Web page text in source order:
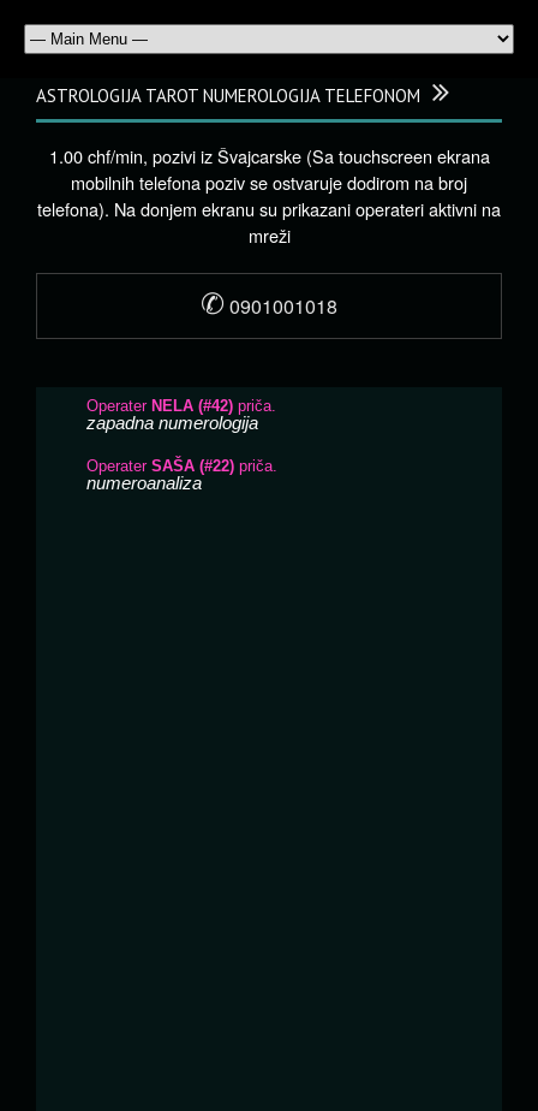
ASTROLOGIJA TAROT NUMEROLOGIJA TELEFONOM
1.00 chf/min, pozivi iz Švajcarske (Sa touchscreen ekrana
mobilnih telefona poziv se ostvaruje dodirom na broj
telefona). Na donjem ekranu su prikazani operateri aktivni na
mreži
✆ 0901001018